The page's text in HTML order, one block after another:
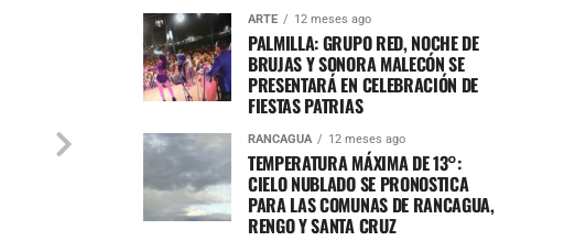
ARTE 12 meses ago
PALMILLA: GRUPO RED, NOCHE DE
BRUJAS Y SONORA MALECÓN SE
PRESENTARÁ EN CELEBRACIÓN DE
FIESTAS PATRIAS
RANCAGUA 12 meses ago
TEMPERATURA MÁXIMA DE 13°:
CIELO NUBLADO SE PRONOSTICA
PARA LAS COMUNAS DE RANCAGUA,
RENGO Y SANTA CRUZ